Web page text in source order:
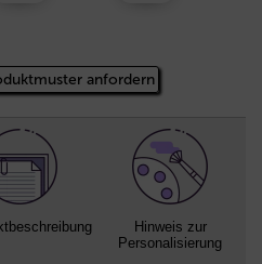
anfordern
Hinweis zur
Personalisierung